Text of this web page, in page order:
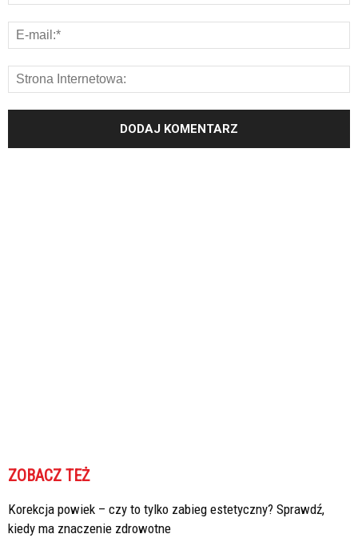
ZOBACZ TEŻ
Korekcja powiek – czy to tylko zabieg estetyczny? Sprawdź,
kiedy ma znaczenie zdrowotne